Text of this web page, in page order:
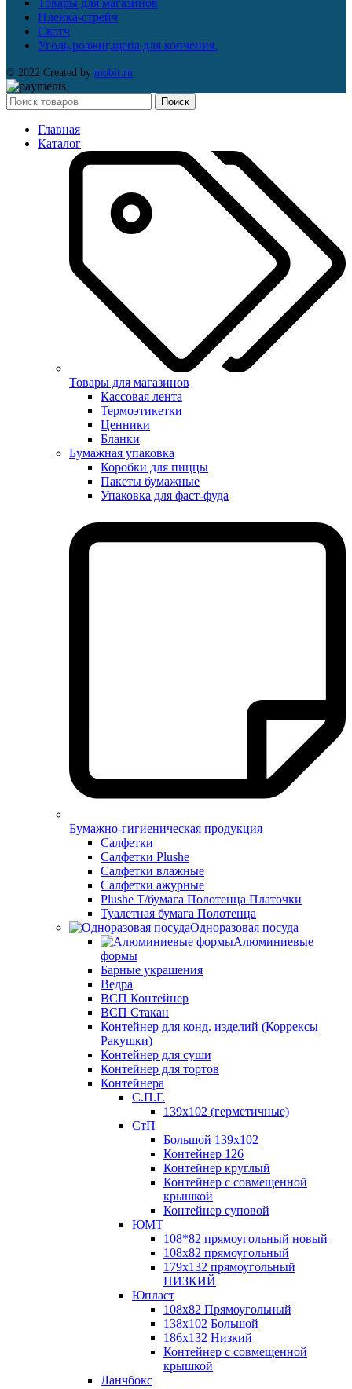
Товары для магазинов
Пленка-стрейч
Скотч
Уголь,розжиг,щепа для копчения.
© 2022 Created by mobit.ru
Поиск
Главная
Каталог
Товары для магазинов
Кассовая лента
Термоэтикетки
Ценники
Бланки
Бумажная упаковка
Коробки для пиццы
Пакеты бумажные
Упаковка для фаст-фуда
Бумажно-гигиеническая продукция
Салфетки
Салфетки Plushe
Салфетки влажные
Салфетки ажурные
Plushe Т/бумага Полотенца Платочки
Туалетная бумага Полотенца
Одноразовая посуда
Алюминиевые
формы
Барные украшения
Ведра
ВСП Контейнер
ВСП Стакан
Контейнер для конд. изделий (Коррексы
Ракушки)
Контейнер для суши
Контейнер для тортов
Контейнера
С.П.Г.
139х102 (герметичные)
СтП
Большой 139х102
Контейнер 126
Контейнер круглый
Контейнер с совмещенной
крышкой
Контейнер суповой
ЮМТ
108*82 прямоугольный новый
108х82 прямоугольный
179х132 прямоугольный
НИЗКИЙ
Юпласт
108х82 Прямоугольный
138х102 Большой
186х132 Низкий
Контейнер с совмещенной
крышкой
Ланчбокс